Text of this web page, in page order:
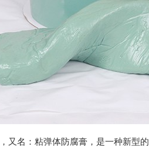
名：粘弹体防腐膏，是一种新型的